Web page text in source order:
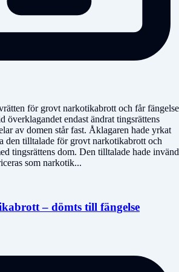
för grovt narkotikabrott och får fängelse
överklagandet endast ändrat tingsrättens
av domen står fast. Åklagaren hade yrkat
den tilltalade för grovt narkotikabrott och
tingsrättens dom. Den tilltalade hade invänd
som narkotik...
– dömts till fängelse